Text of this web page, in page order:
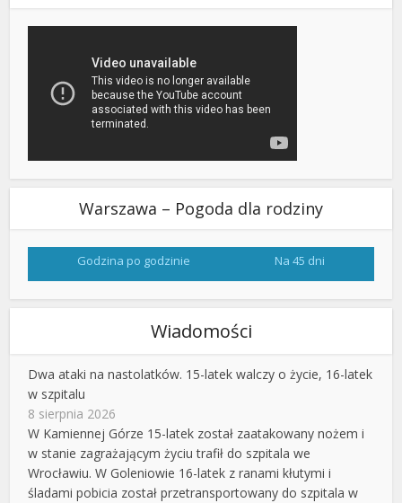
Warszawa – Pogoda dla rodziny
Godzina po godzinie Na 45 dni
Wiadomości
Dwa ataki na nastolatków. 15-latek walczy o życie, 16-latek
w szpitalu
8 sierpnia 2026
W Kamiennej Górze 15-latek został zaatakowany nożem i
w stanie zagrażającym życiu trafił do szpitala we
Wrocławiu. W Goleniowie 16-latek z ranami kłutymi i
śladami pobicia został przetransportowany do szpitala w